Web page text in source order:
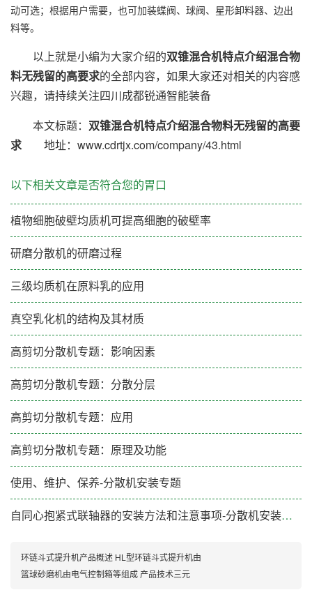
动可选；根据用户需要，也可加装蝶阀、球阀、星形卸料器、边出
料等。
以上就是小编为大家介绍的双锥混合机特点介绍混合物
料无残留的高要求的全部内容，如果大家还对相关的内容感
兴趣，请持续关注四川成都锐通智能装备
本文标题： 双锥混合机特点介绍混合物料无残留的高要
求 地址：www.cdrtjx.com/company/43.html
以下相关文章是否符合您的胃口
植物细胞破壁均质机可提高细胞的破壁率
研磨分散机的研磨过程
三级均质机在原料乳的应用
真空乳化机的结构及其材质
高剪切分散机专题：影响因素
高剪切分散机专题：分散分层
高剪切分散机专题：应用
高剪切分散机专题：原理及功能
使用、维护、保养-分散机安装专题
自同心抱紧式联轴器的安装方法和注意事项-分散机安装专题
环链斗式提升机产品概述 HL型环链斗式提升机由
篮球砂磨机由电气控制箱等组成 产品技术三元